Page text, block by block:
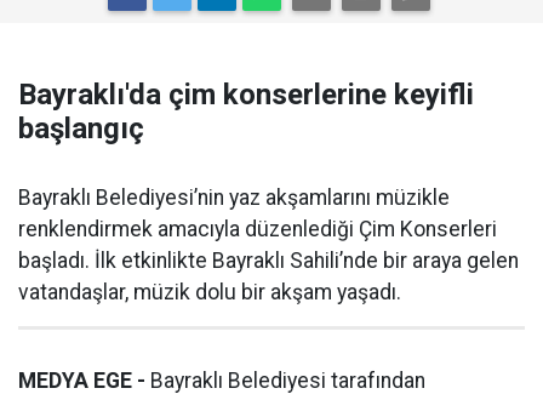
Bayraklı'da çim konserlerine keyifli
başlangıç
Bayraklı Belediyesi’nin yaz akşamlarını müzikle
renklendirmek amacıyla düzenlediği Çim Konserleri
başladı. İlk etkinlikte Bayraklı Sahili’nde bir araya gelen
vatandaşlar, müzik dolu bir akşam yaşadı.
MEDYA EGE - Bayraklı Belediyesi tarafından